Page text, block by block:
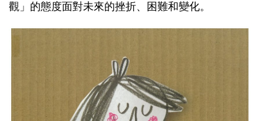
觀」的態度面對未來的挫折、困難和變化。